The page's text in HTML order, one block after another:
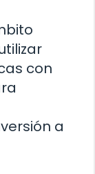
con
a